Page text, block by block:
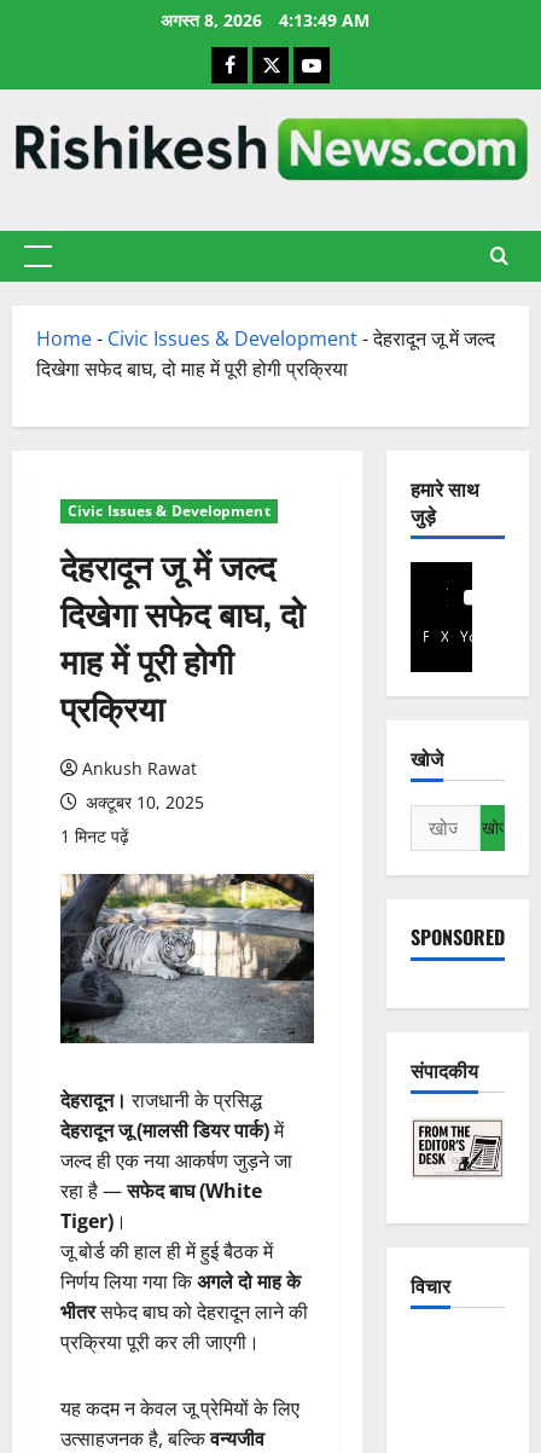
अगस्त 8, 2026 4:13:50 AM
Facebook
X YouTube
प्राथमिक
Home- Civic Issues & Development-देहरादून जू में जल्द
दिखेगा सफेद बाघ, दो माह में पूरी होगी प्रक्रिया
Civic Issues & Development
देहरादून जू में जल्द
दिखेगा सफेद बाघ, दो
माह में पूरी होगी
प्रक्रिया
Ankush Rawat
अक्टूबर 10, 2025
1 मिनट पढ़ें
देहरादून। राजधानी के प्रसिद्ध
देहरादून जू (मालसी डियर पार्क)में
जल्द ही एक नया आकर्षण जुड़ने जा
रहा है —सफेद बाघ (White
Tiger) ।
जू बोर्ड की हाल ही में हुई बैठक में
निर्णय लिया गया किअगले दो माह के
भीतरसफेद बाघ को देहरादून लाने की
प्रक्रिया पूरी कर ली जाएगी।
यह कदम न केवल जू प्रेमियों के लिए
उत्साहजनक है, बल्किवन्यजीव
हमारे साथ
जुड़े
Facebook
X YouTube
खोजे
निम्न
को
खोजें:
SPONSORED
संपादकीय
विचार